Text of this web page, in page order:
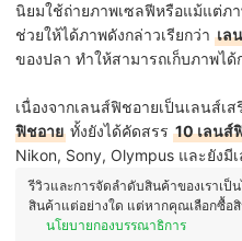
นิยมใช้ถ่ายภาพเซลฟีหรือแม้แต่ภา
ช่วยให้ได้ภาพดังกล่าวเรียกว่า เล
ของปลา ทำให้สามารถเก็บภาพได้
เนื่องจากเลนส์ฟิชอายเป็นเลนส์เ
ฟิชอาย ทั้งยังได้คัดสรร 10 เลนส์
Nikon, Sony, Olympus และยัง
รีวิวและการจัดลำดับสินค้าของเราเป็
สินค้าแต่อย่างใด แต่หากคุณเลือกซื้อ
นโยบายกองบรรณาธิการ